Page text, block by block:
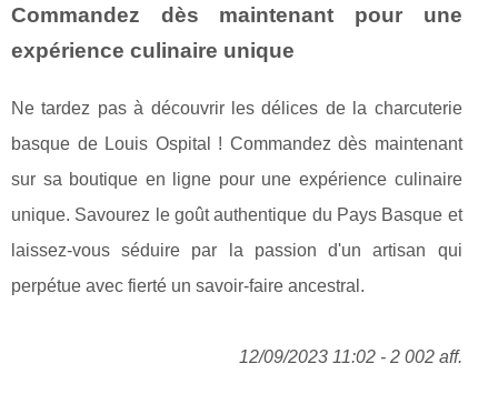
Commandez dès maintenant pour une
expérience culinaire unique
Ne tardez pas à découvrir les délices de la charcuterie
basque de Louis Ospital ! Commandez dès maintenant
sur sa boutique en ligne pour une expérience culinaire
unique. Savourez le goût authentique du Pays Basque et
laissez-vous séduire par la passion d'un artisan qui
perpétue avec fierté un savoir-faire ancestral.
12/09/2023 11:02 - 2 002 aff.